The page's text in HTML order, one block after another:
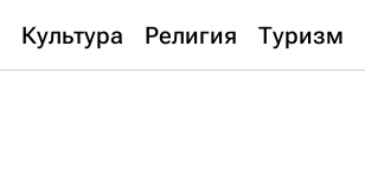
Культура Религия Туризм